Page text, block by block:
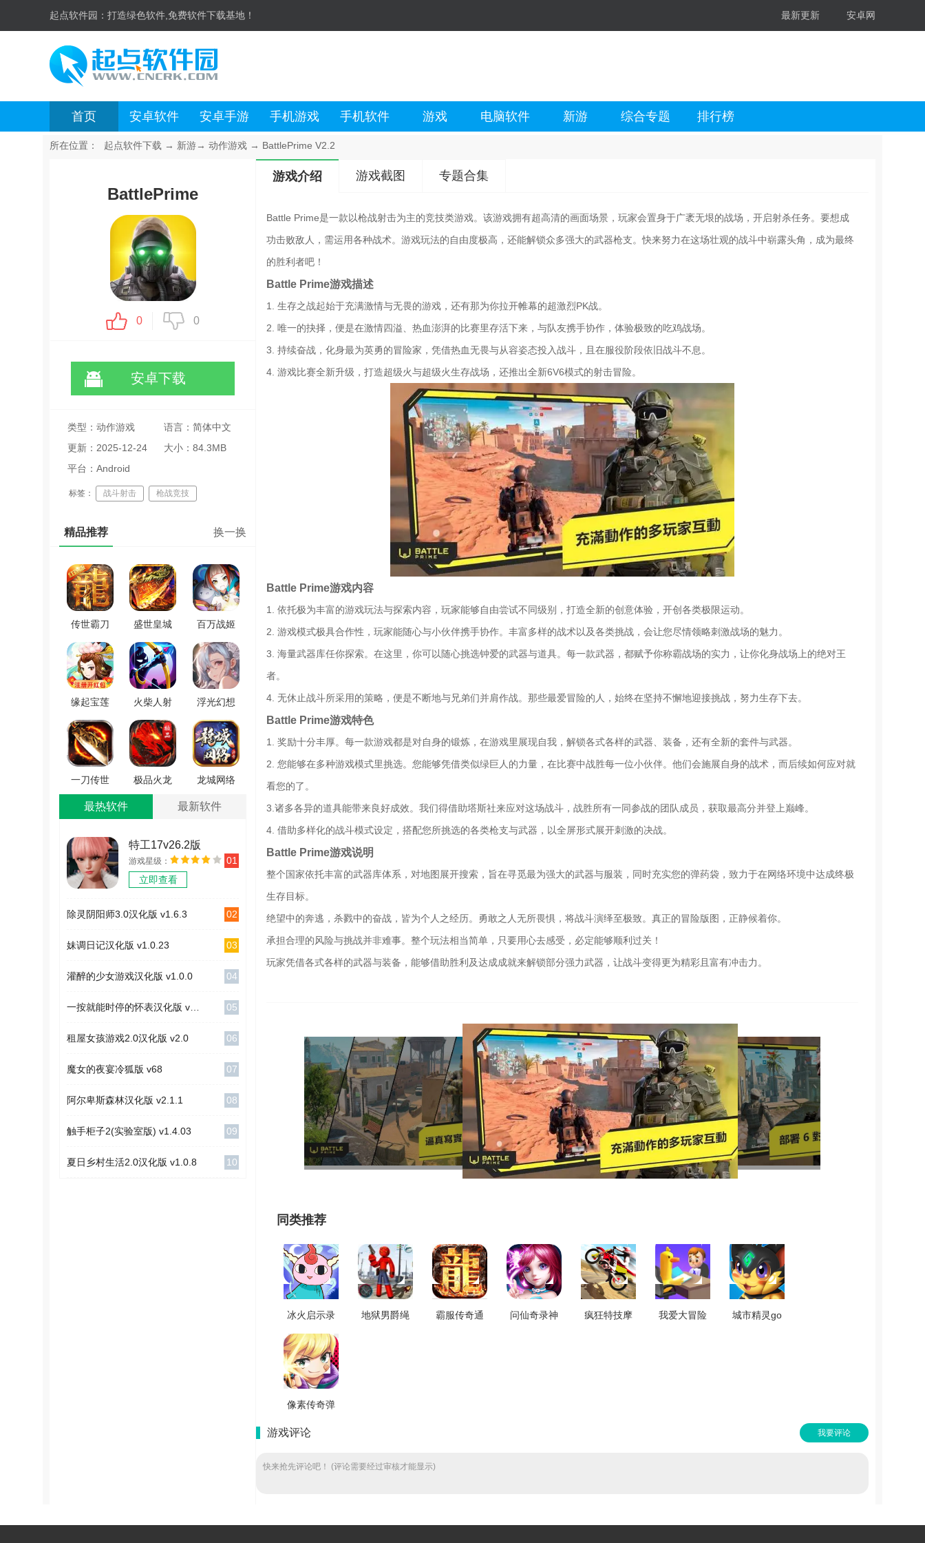
起点软件园： 打造绿色软件,免费软件下载基地！ 最新更新 安卓网
首页 安卓软件 安卓手游 手机游戏 手机软件 游戏 电脑软件 新游 综合专题 排行榜
所在位置： 起点软件下载 → 新游→ 动作游戏 → BattlePrime V2.2
BattlePrime
0 0
安卓下载
类型：动作游戏
语言：简体中文
更新：2025-12-24
04:32:33
大小：84.3MB
平台：Android
标签： 战斗射击 枪战竞技
精品推荐 换一换
传世霸刀
游戏绿色
版 V1.0.2
盛世皇城
荣耀传奇
免费原版
V1.1.10
百万战姬
手机正版
V1.0
缘起宝莲
灯游戏官
方版 V1.0
火柴人射
手传奇
(StickmanArcherLegends)
游戏无广
告版
浮光幻想
官方最新
版 V2.8
一刀传世
十倍元宝
服 V1.0.2
极品火龙
安卓直装
龙城网络
最热软件 最新软件
特工17v26.2版
v26.2
游戏星级：
立即查看
01
除灵阴阳师3.0汉化版 v1.6.3 02
妹调日记汉化版 v1.0.23 03
灌醉的少女游戏汉化版 v1.0.0 04
05
租屋女孩游戏2.0汉化版 v2.0 06
魔女的夜宴冷狐版 v68 07
阿尔卑斯森林汉化版 v2.1.1 08
触手柜子2(实验室版) v1.4.03 09
夏日乡村生活2.0汉化版 v1.0.8 10
游戏介绍 游戏截图 专题合集
Battle Prime是一款以枪战射击为主的竞技类游戏。该游戏拥有超高清的画面场景，玩家会置身于广袤无垠的战场，开启射杀任务。要想成
功击败敌人，需运用各种战术。游戏玩法的自由度极高，还能解锁众多强大的武器枪支。快来努力在这场壮观的战斗中崭露头角，成为最终
的胜利者吧！
Battle Prime游戏描述
1. 生存之战起始于充满激情与无畏的游戏，还有那为你拉开帷幕的超激烈PK战。
2. 唯一的抉择，便是在激情四溢、热血澎湃的比赛里存活下来，与队友携手协作，体验极致的吃鸡战场。
3. 持续奋战，化身最为英勇的冒险家，凭借热血无畏与从容姿态投入战斗，且在服役阶段依旧战斗不息。
4. 游戏比赛全新升级，打造超级火与超级火生存战场，还推出全新6V6模式的射击冒险。
Battle Prime游戏内容
1. 依托极为丰富的游戏玩法与探索内容，玩家能够自由尝试不同级别，打造全新的创意体验，开创各类极限运动。
2. 游戏模式极具合作性，玩家能随心与小伙伴携手协作。丰富多样的战术以及各类挑战，会让您尽情领略刺激战场的魅力。
3. 海量武器库任你探索。在这里，你可以随心挑选钟爱的武器与道具。每一款武器，都赋予你称霸战场的实力，让你化身战场上的绝对王
者。
4. 无休止战斗所采用的策略，便是不断地与兄弟们并肩作战。那些最爱冒险的人，始终在坚持不懈地迎接挑战，努力生存下去。
Battle Prime游戏特色
1. 奖励十分丰厚。每一款游戏都是对自身的锻炼，在游戏里展现自我，解锁各式各样的武器、装备，还有全新的套件与武器。
2. 您能够在多种游戏模式里挑选。您能够凭借类似绿巨人的力量，在比赛中战胜每一位小伙伴。他们会施展自身的战术，而后续如何应对就
看您的了。
3.诸多各异的道具能带来良好成效。我们得借助塔斯社来应对这场战斗，战胜所有一同参战的团队成员，获取最高分并登上巅峰。
4. 借助多样化的战斗模式设定，搭配您所挑选的各类枪支与武器，以全屏形式展开刺激的决战。
Battle Prime游戏说明
整个国家依托丰富的武器库体系，对地图展开搜索，旨在寻觅最为强大的武器与服装，同时充实您的弹药袋，致力于在网络环境中达成终极
生存目标。
绝望中的奔逃，杀戮中的奋战，皆为个人之经历。勇敢之人无所畏惧，将战斗演绎至极致。真正的冒险版图，正静候着你。
承担合理的风险与挑战并非难事。整个玩法相当简单，只要用心去感受，必定能够顺利过关！
玩家凭借各式各样的武器与装备，能够借助胜利及达成成就来解锁部分强力武器，让战斗变得更为精彩且富有冲击力。
同类推荐
冰火启示录
原版 V1.0.0
地狱男爵绳
霸服传奇通
问仙奇录神
疯狂特技摩
我爱大冒险
城市精灵go
像素传奇弹
安装包 V1.1
游戏评论 我要评论
快来抢先评论吧！ (评论需要经过审核才能显示)